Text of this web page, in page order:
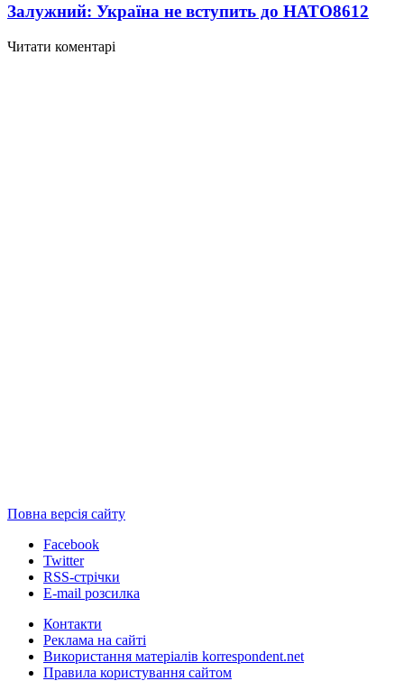
Залужний: Україна не вступить до НАТО8612
Читати коментарі
Повна версія сайту
Facebook
Twitter
RSS-стрічки
E-mail розсилка
Контакти
Реклама на сайті
Використання матеріалів korrespondent.net
Правила користування сайтом